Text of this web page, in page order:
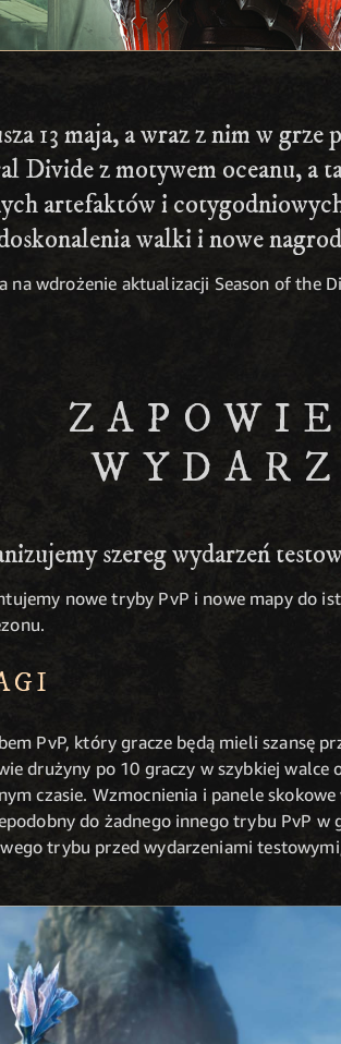
13 maja, a wraz z nim w grze
Divide z motywem oceanu, a
artefaktów i
walki i nowe
na wdrożenie aktualizacji Season of the
szereg wydarzeń
nowe tryby PvP i nowe mapy do
PvP, który gracze będą mieli szansę
drużyny po 10 graczy w szybkiej
czasie. Wzmocnienia i panele
do żadnego innego trybu PvP w
trybu przed wydarzeniami